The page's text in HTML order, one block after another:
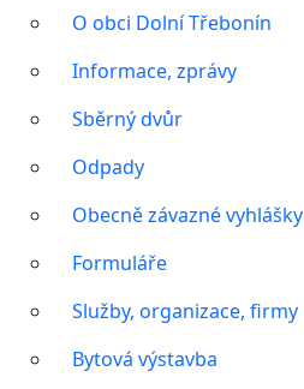
O obci Dolní Třebonín
Informace, zprávy
Sběrný dvůr
Odpady
Obecně závazné vyhlášky
Formuláře
Služby, organizace, firmy
Bytová výstavba